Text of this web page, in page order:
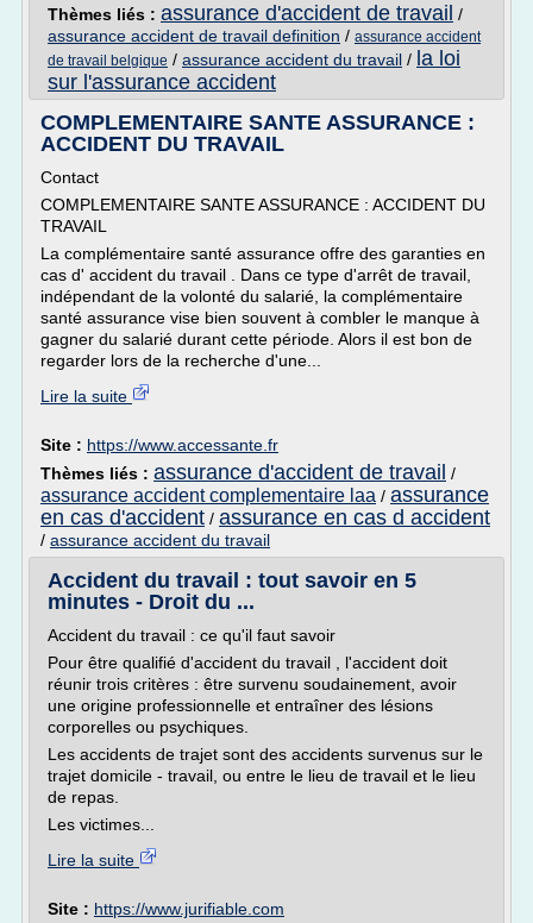
Thèmes liés : assurance d'accident de travail /
assurance accident de travail definition / assurance accident
de travail belgique / assurance accident du travail / la loi
sur l'assurance accident
COMPLEMENTAIRE SANTE ASSURANCE :
ACCIDENT DU TRAVAIL
Contact
COMPLEMENTAIRE SANTE ASSURANCE : ACCIDENT DU
TRAVAIL
La complémentaire santé assurance offre des garanties en
cas d' accident du travail . Dans ce type d'arrêt de travail,
indépendant de la volonté du salarié, la complémentaire
santé assurance vise bien souvent à combler le manque à
gagner du salarié durant cette période. Alors il est bon de
regarder lors de la recherche d'une...
Lire la suite
Site : https://www.accessante.fr
Thèmes liés : assurance d'accident de travail /
assurance accident complementaire laa / assurance
en cas d'accident / assurance en cas d accident
/ assurance accident du travail
Accident du travail : tout savoir en 5
minutes - Droit du ...
Accident du travail : ce qu'il faut savoir
Pour être qualifié d'accident du travail , l'accident doit
réunir trois critères : être survenu soudainement, avoir
une origine professionnelle et entraîner des lésions
corporelles ou psychiques.
Les accidents de trajet sont des accidents survenus sur le
trajet domicile - travail, ou entre le lieu de travail et le lieu
de repas.
Les victimes...
Lire la suite
Site : https://www.jurifiable.com